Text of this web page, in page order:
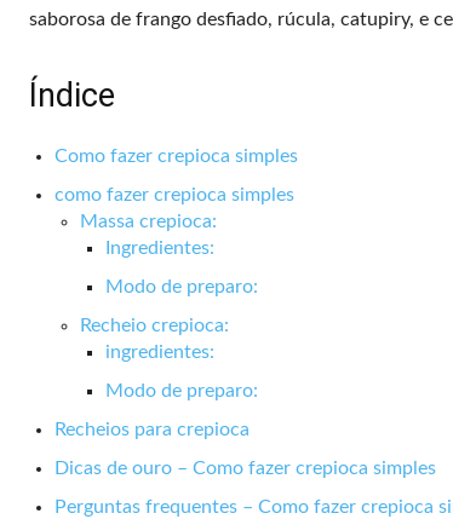
saborosa de frango desfiado, rúcula, catupiry, e
Índice
Como fazer crepioca simples
como fazer crepioca simples
Massa crepioca:
Ingredientes:
Modo de preparo:
Recheio crepioca:
ingredientes:
Modo de preparo:
Recheios para crepioca
Dicas de ouro – Como fazer crepioca simples
Perguntas frequentes – Como fazer crepioca